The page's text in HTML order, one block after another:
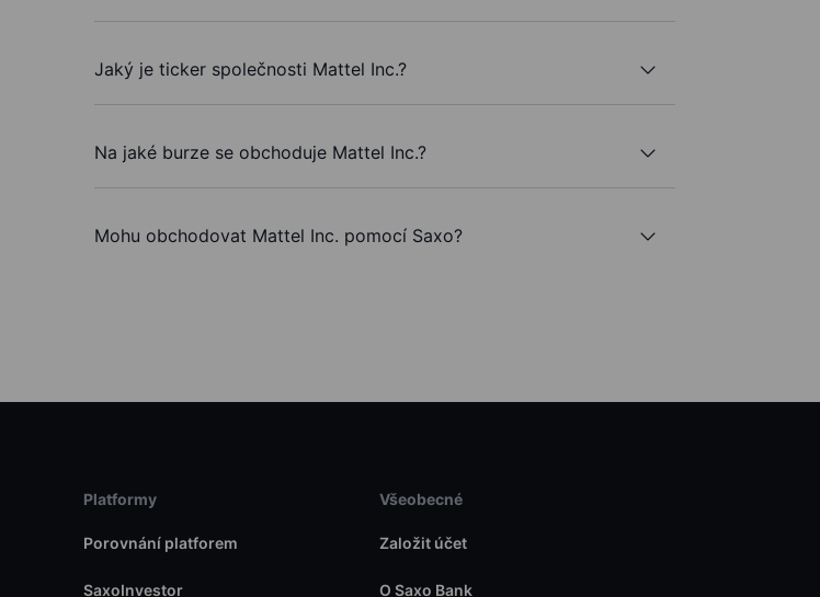
Jaký je ticker společnosti Mattel Inc.?
Na jaké burze se obchoduje Mattel Inc.?
Mohu obchodovat Mattel Inc. pomocí Saxo?
Platformy
Porovnání platforem
SaxoInvestor
Všeobecné
Založit účet
O Saxo Bank